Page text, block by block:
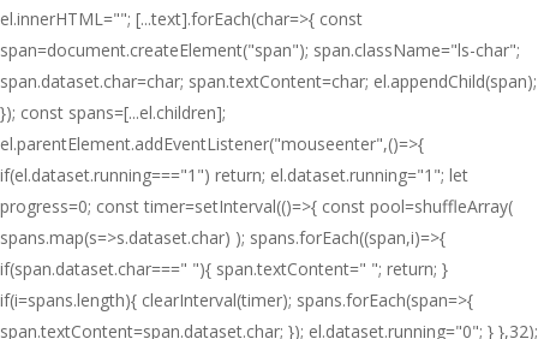
el.innerHTML=""; [...text].forEach(char=>{ const
span=document.createElement("span"); span.className="ls-char";
span.dataset.char=char; span.textContent=char; el.appendChild(span);
}); const spans=[...el.children];
el.parentElement.addEventListener("mouseenter",()=>{
if(el.dataset.running==="1") return; el.dataset.running="1"; let
progress=0; const timer=setInterval(()=>{ const pool=shuffleArray(
spans.map(s=>s.dataset.char) ); spans.forEach((span,i)=>{
if(span.dataset.char===" "){ span.textContent=" "; return; }
if(i=spans.length){ clearInterval(timer); spans.forEach(span=>{
span.textContent=span.dataset.char; }); el.dataset.running="0"; } },32);